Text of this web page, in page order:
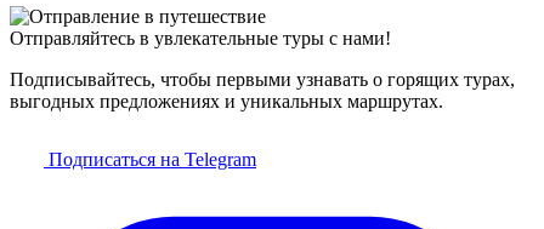
Отправляйтесь в увлекательные туры с нами!
Подписывайтесь, чтобы первыми узнавать о горящих турах,
выгодных предложениях и уникальных маршрутах.
Подписаться на Telegram